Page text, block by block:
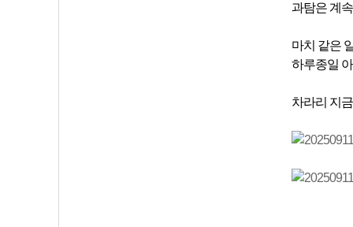
과탐은 계
마치 같은
하루종일
차라리 지